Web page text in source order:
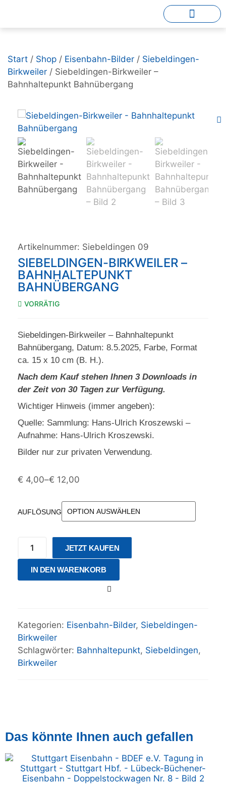
Start / Shop / Eisenbahn-Bilder / Siebeldingen-
Birkweiler / Siebeldingen-Birkweiler –
Bahnhaltepunkt Bahnübergang
Artikelnummer: Siebeldingen 09
SIEBELDINGEN-BIRKWEILER –
BAHNHALTEPUNKT
BAHNÜBERGANG
VORRÄTIG
Siebeldingen-Birkweiler – Bahnhaltepunkt
Bahnübergang, Datum: 8.5.2025, Farbe, Format
ca. 15 x 10 cm (B. H.).
Nach dem Kauf stehen Ihnen 3 Downloads in
der Zeit von 30 Tagen zur Verfügung.
Wichtiger Hinweis (immer angeben):
Quelle: Sammlung: Hans-Ulrich Kroszewski –
Aufnahme: Hans-Ulrich Kroszewski.
Bilder nur zur privaten Verwendung.
€ 4,00–€ 12,00
AUFLÖSUNG
JETZT KAUFEN
IN DEN WARENKORB
Kategorien: Eisenbahn-Bilder, Siebeldingen-
Birkweiler
Schlagwörter: Bahnhaltepunkt, Siebeldingen,
Birkweiler
Das könnte Ihnen auch gefallen